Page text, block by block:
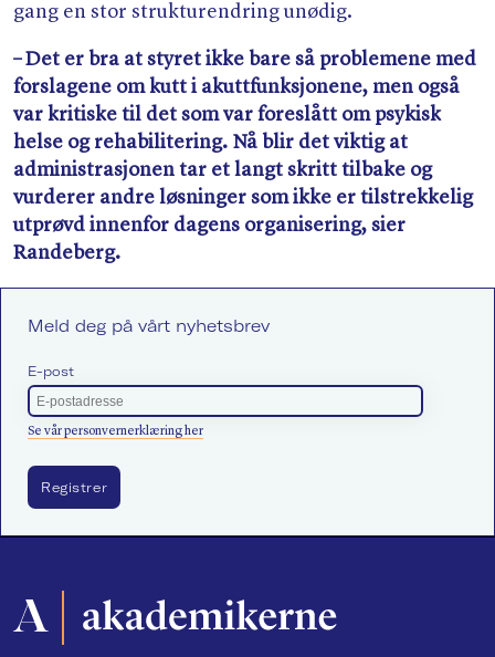
gang en stor strukturendring unødig.
– Det er bra at styret ikke bare så problemene med
forslagene om kutt i akuttfunksjonene, men også
var kritiske til det som var foreslått om psykisk
helse og rehabilitering. Nå blir det viktig at
administrasjonen tar et langt skritt tilbake og
vurderer andre løsninger som ikke er tilstrekkelig
utprøvd innenfor dagens organisering, sier
Randeberg.
Meld deg på vårt nyhetsbrev
E-post
Se vår personvernerklæring her